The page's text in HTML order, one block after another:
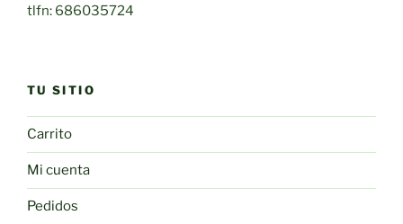
tlfn: 686035724
TU SITIO
Carrito
Mi cuenta
Pedidos